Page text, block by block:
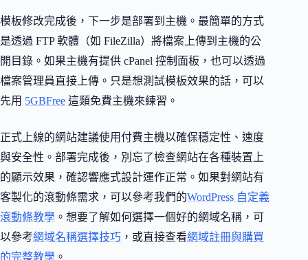
模板修改完成後，下一步是部署到主機。最簡單的方式
是透過 FTP 軟體（如 FileZilla）將檔案上傳到主機的公
開目錄。如果主機有提供 cPanel 控制面板，也可以透過
檔案管理員直接上傳。只是想測試模板效果的話，可以
先用 5GBFree 這類免費主機來練習。
正式上線的網站建議使用付費主機以確保穩定性、速度
與安全性。部署完成後，別忘了檢查網站在各種裝置上
的顯示效果，確認響應式設計運作正常。如果對網站有
客製化的滾動條需求，可以參考我們的WordPress 自定義
滾動條教學 。想要了解如何選擇一個好的網域名稱，可
以參考網域名稱選擇技巧 ，或直接查看網域註冊與購買
的完整教學 。